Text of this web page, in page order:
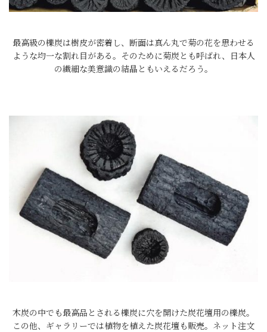
最高級の櫟炭は樹皮が密着し、断面は真ん丸で菊の花を思わせる
ような均一な割れ目がある。そのために菊炭とも呼ばれ、日本人
の繊細な美意識の結晶ともいえるだろう。
木炭の中でも最高品とされる櫟炭に穴を開けた炭花壇用の櫟炭。
この他、ギャラリーでは植物を植えた炭花壇も販売。ネット注文